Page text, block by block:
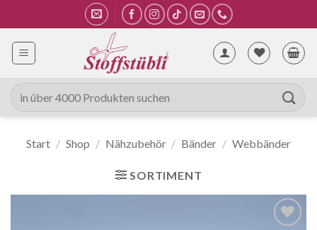
Inhalt
springen
Suche
nach:
Start / Shop / Nähzubehör / Bänder / Webbänder
SORTIMENT